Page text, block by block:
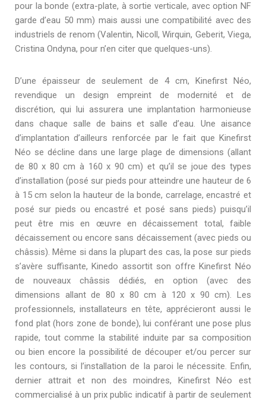
pour la bonde (extra-plate, à sortie verticale, avec option NF
garde d’eau 50 mm) mais aussi une compatibilité avec des
industriels de renom (Valentin, Nicoll, Wirquin, Geberit, Viega,
Cristina Ondyna, pour n’en citer que quelques-uns).
D’une épaisseur de seulement de 4 cm, Kinefirst Néo,
revendique un design empreint de modernité et de
discrétion, qui lui assurera une implantation harmonieuse
dans chaque salle de bains et salle d’eau. Une aisance
d’implantation d’ailleurs renforcée par le fait que Kinefirst
Néo se décline dans une large plage de dimensions (allant
de 80 x 80 cm à 160 x 90 cm) et qu’il se joue des types
d’installation (posé sur pieds pour atteindre une hauteur de 6
à 15 cm selon la hauteur de la bonde, carrelage, encastré et
posé sur pieds ou encastré et posé sans pieds) puisqu’il
peut être mis en œuvre en décaissement total, faible
décaissement ou encore sans décaissement (avec pieds ou
châssis). Même si dans la plupart des cas, la pose sur pieds
s’avère suffisante, Kinedo assortit son offre Kinefirst Néo
de nouveaux châssis dédiés, en option (avec des
dimensions allant de 80 x 80 cm à 120 x 90 cm). Les
professionnels, installateurs en tête, apprécieront aussi le
fond plat (hors zone de bonde), lui conférant une pose plus
rapide, tout comme la stabilité induite par sa composition
ou bien encore la possibilité de découper et/ou percer sur
les contours, si l’installation de la paroi le nécessite. Enfin,
dernier attrait et non des moindres, Kinefirst Néo est
commercialisé à un prix public indicatif à partir de seulement